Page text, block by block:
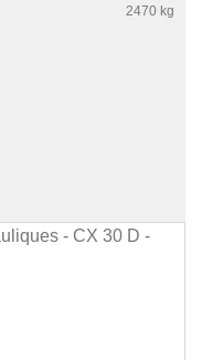
2470 kg